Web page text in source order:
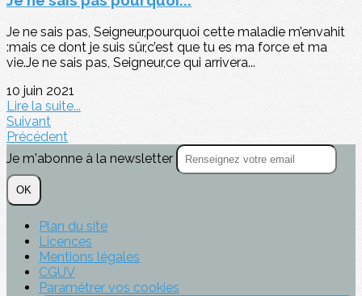
Je ne sais pas, Seigneur,pourquoi cette maladie m’envahit
:mais ce dont je suis sûr,c’est que tu es ma force et ma
vie.Je ne sais pas, Seigneur,ce qui arrivera...
10 juin 2021
Lire la suite...
Suivant
Précédent
Je m'abonne à la newsletter
OK
Plan du site
Licences
Mentions légales
CGUV
Paramétrer vos cookies